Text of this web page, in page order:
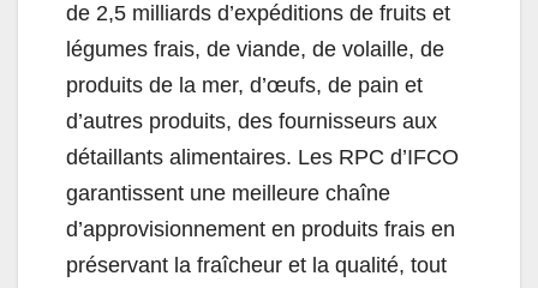
de 2,5 milliards d’expéditions de fruits et
légumes frais, de viande, de volaille, de
produits de la mer, d’œufs, de pain et
d’autres produits, des fournisseurs aux
détaillants alimentaires. Les RPC d’IFCO
garantissent une meilleure chaîne
d’approvisionnement en produits frais en
préservant la fraîcheur et la qualité, tout